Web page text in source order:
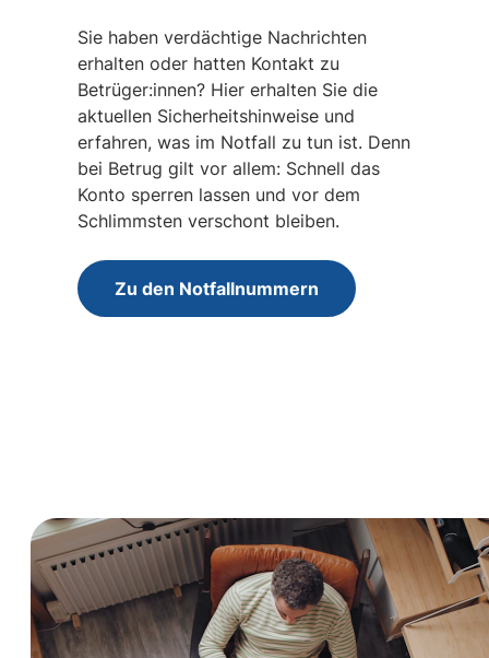
Sie haben verdächtige Nachrichten
erhalten oder hatten Kontakt zu
Betrüger:innen? Hier erhalten Sie die
aktuellen Sicherheitshinweise und
erfahren, was im Notfall zu tun ist. Denn
bei Betrug gilt vor allem: Schnell das
Konto sperren lassen und vor dem
Schlimmsten verschont bleiben.
Zu den Notfallnummern